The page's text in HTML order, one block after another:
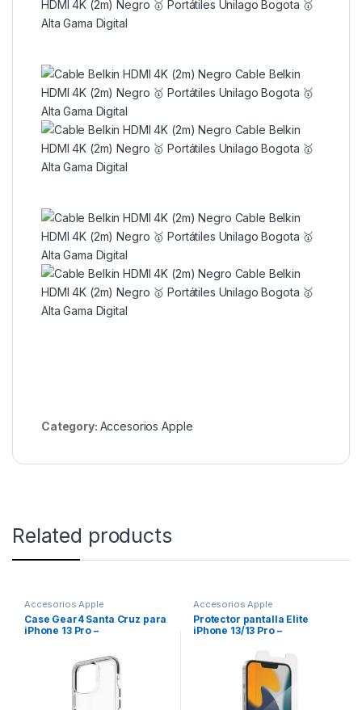
Category: Accesorios Apple
Related products
Accesorios Apple
Case Gear4 Santa Cruz para
iPhone 13 Pro –
Accesorios Apple
Protector pantalla Elite
iPhone 13/13 Pro –